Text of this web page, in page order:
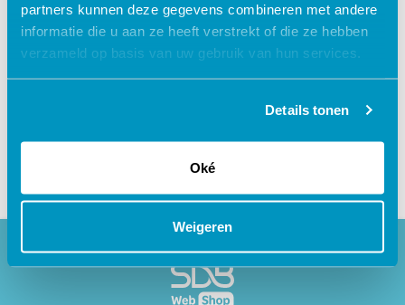
partners kunnen deze gegevens combineren met andere
informatie die u aan ze heeft verstrekt of die ze hebben
verzameld op basis van uw gebruik van hun services.
Details tonen
Oké
Weigeren
Gerelateerde cursussen